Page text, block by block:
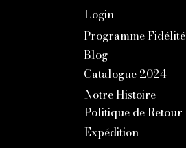
Login
Programme Fidélité
Blog
Catalogue 2024
Notre Histoire
Politique de Retour
Expédition